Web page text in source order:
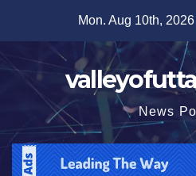
content
Mon. Aug 10th, 2026
News